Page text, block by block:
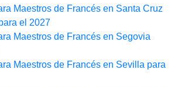
Maestros de Francés en Santa Cruz
el 2027
Maestros de Francés en Segovia
Maestros de Francés en Sevilla para